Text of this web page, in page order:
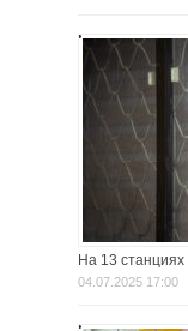
На 13 станциях
04.07.2025 17:00